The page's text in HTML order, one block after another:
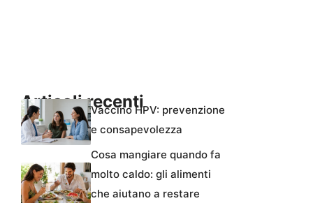
Articoli recentiVaccino HPV: prevenzione
e consapevolezza
Cosa mangiare quando fa
molto caldo: gli alimenti
che aiutano a restare